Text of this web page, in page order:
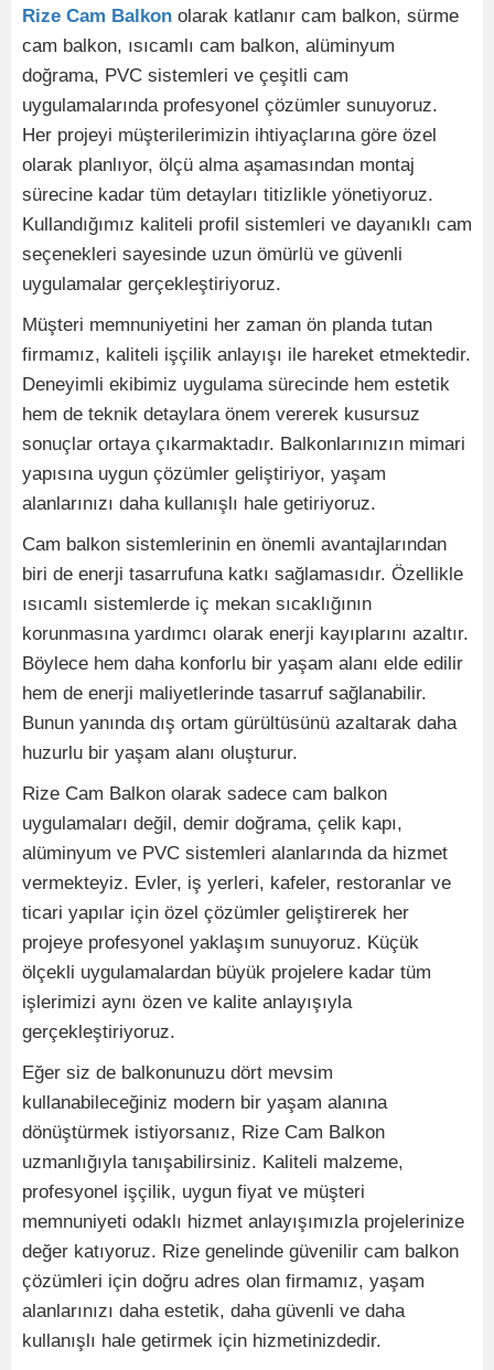
Rize Cam Balkon olarak katlanır cam balkon, sürme
cam balkon, ısıcamlı cam balkon, alüminyum
doğrama, PVC sistemleri ve çeşitli cam
uygulamalarında profesyonel çözümler sunuyoruz.
Her projeyi müşterilerimizin ihtiyaçlarına göre özel
olarak planlıyor, ölçü alma aşamasından montaj
sürecine kadar tüm detayları titizlikle yönetiyoruz.
Kullandığımız kaliteli profil sistemleri ve dayanıklı cam
seçenekleri sayesinde uzun ömürlü ve güvenli
uygulamalar gerçekleştiriyoruz.
Müşteri memnuniyetini her zaman ön planda tutan
firmamız, kaliteli işçilik anlayışı ile hareket etmektedir.
Deneyimli ekibimiz uygulama sürecinde hem estetik
hem de teknik detaylara önem vererek kusursuz
sonuçlar ortaya çıkarmaktadır. Balkonlarınızın mimari
yapısına uygun çözümler geliştiriyor, yaşam
alanlarınızı daha kullanışlı hale getiriyoruz.
Cam balkon sistemlerinin en önemli avantajlarından
biri de enerji tasarrufuna katkı sağlamasıdır. Özellikle
ısıcamlı sistemlerde iç mekan sıcaklığının
korunmasına yardımcı olarak enerji kayıplarını azaltır.
Böylece hem daha konforlu bir yaşam alanı elde edilir
hem de enerji maliyetlerinde tasarruf sağlanabilir.
Bunun yanında dış ortam gürültüsünü azaltarak daha
huzurlu bir yaşam alanı oluşturur.
Rize Cam Balkon olarak sadece cam balkon
uygulamaları değil, demir doğrama, çelik kapı,
alüminyum ve PVC sistemleri alanlarında da hizmet
vermekteyiz. Evler, iş yerleri, kafeler, restoranlar ve
ticari yapılar için özel çözümler geliştirerek her
projeye profesyonel yaklaşım sunuyoruz. Küçük
ölçekli uygulamalardan büyük projelere kadar tüm
işlerimizi aynı özen ve kalite anlayışıyla
gerçekleştiriyoruz.
Eğer siz de balkonunuzu dört mevsim
kullanabileceğiniz modern bir yaşam alanına
dönüştürmek istiyorsanız, Rize Cam Balkon
uzmanlığıyla tanışabilirsiniz. Kaliteli malzeme,
profesyonel işçilik, uygun fiyat ve müşteri
memnuniyeti odaklı hizmet anlayışımızla projelerinize
değer katıyoruz. Rize genelinde güvenilir cam balkon
çözümleri için doğru adres olan firmamız, yaşam
alanlarınızı daha estetik, daha güvenli ve daha
kullanışlı hale getirmek için hizmetinizdedir.